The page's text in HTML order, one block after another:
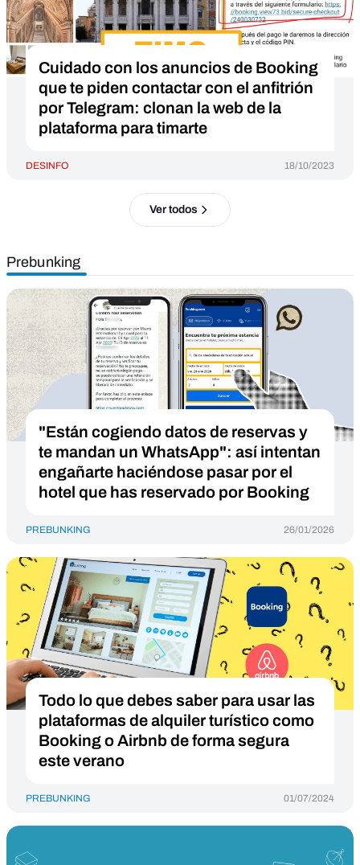
Cuidado con los anuncios de Booking
que te piden contactar con el anfitrión
por Telegram: clonan la web de la
plataforma para timarte
DESINFO 18/10/2023
Ver todos
Prebunking
"Están cogiendo datos de reservas y
te mandan un WhatsApp": así intentan
engañarte haciéndose pasar por el
hotel que has reservado por Booking
PREBUNKING 26/01/2026
Todo lo que debes saber para usar las
plataformas de alquiler turístico como
Booking o Airbnb de forma segura
este verano
PREBUNKING 01/07/2024